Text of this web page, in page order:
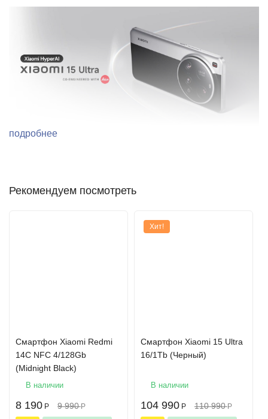
выводит современные смартфоны на новый уровень. Эта
подробнее
Рекомендуем посмотреть
Смартфон Xiaomi Redmi
14C NFC 4/128Gb
(Midnight Black)
В наличии
8 190 Р 9 990 Р
Хит!
Смартфон Xiaomi 15 Ultra
16/1Tb (Черный)
В наличии
104 990 Р 110 990 Р